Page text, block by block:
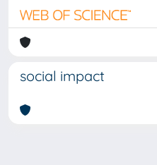
social impact